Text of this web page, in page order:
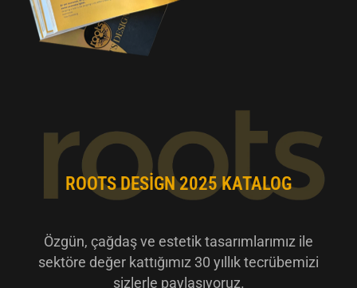
ROOTS DESIGN 2025 KATALOG
Özgün, çağdaş ve estetik tasarımlarımız ile
sektöre değer kattığımız 30 yıllık tecrübemizi
sizlerle paylaşıyoruz.